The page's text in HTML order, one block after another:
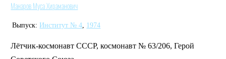
Манаров Муса Хираманович
Выпуск: Институт № 4 1974
Лётчик-космонавт СССР, космонавт № 63/206, Герой